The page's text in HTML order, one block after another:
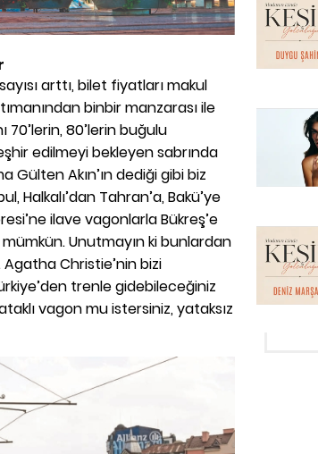
arttı, bilet fiyatları makul
binbir manzarası ile
80’lerin buğulu
edilmeyi bekleyen sabrında
Akın’ın dediği gibi biz
Halkalı’dan Tahran’a, Bakü’ye
ilave vagonlarla Bükreş’e
Unutmayın ki bunlardan
Christie’nin bizi
trenle gidebileceğiniz
vagon mu istersiniz, yataksız